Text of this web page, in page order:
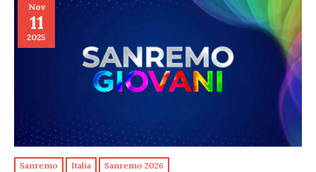
Nov
11
2025
Sanremo Italia Sanremo 2026